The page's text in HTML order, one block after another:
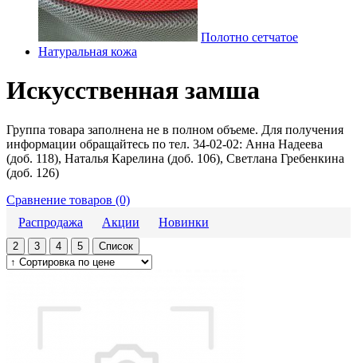
Полотно сетчатое
Натуральная кожа
Искусственная замша
Группа товара заполнена не в полном объеме. Для получения
информации обращайтесь по тел. 34-02-02: Анна Надеева
(доб. 118), Наталья Карелина (доб. 106), Светлана Гребенкина
(доб. 126)
Сравнение товаров (0)
Распродажа
Акции Новинки
2 3 4 5 Список